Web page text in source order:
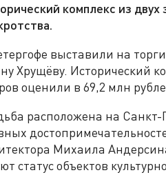
комплекс из
выставили на
Хрущёву. Исторический
оценили в 69,2 млн
расположена на Санкт-
Михаила
статус объектов